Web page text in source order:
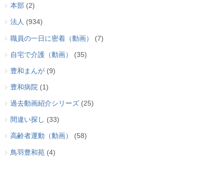
本部 (2)
法人 (934)
職員の一日に密着（動画） (7)
自宅で介護（動画） (35)
豊和まんが (9)
豊和病院 (1)
過去動画紹介シリーズ (25)
間違い探し (33)
高齢者運動（動画） (58)
鳥羽豊和苑 (4)